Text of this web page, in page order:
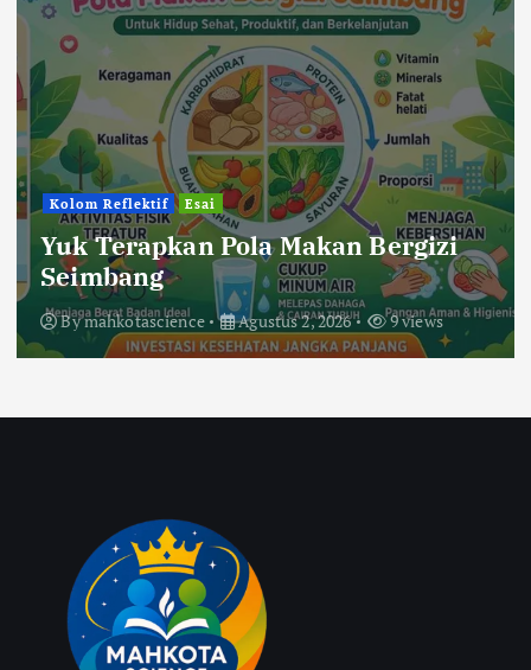
Kolom Reflektif Esai
Yuk Terapkan Pola Makan Bergizi
Seimbang
Bymahkotascience Agustus 2, 2026 9 views